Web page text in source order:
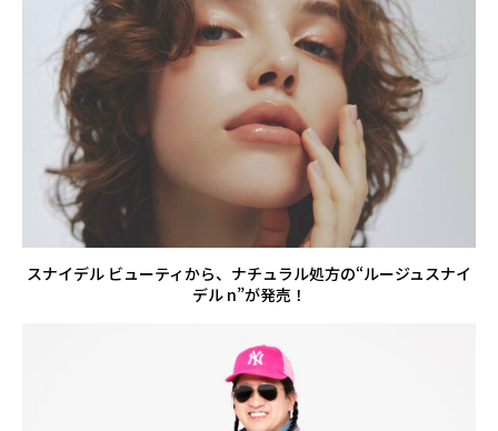
スナイデル ビューティから、ナチュラル処方の“ルージュスナイ
デル n”が発売！